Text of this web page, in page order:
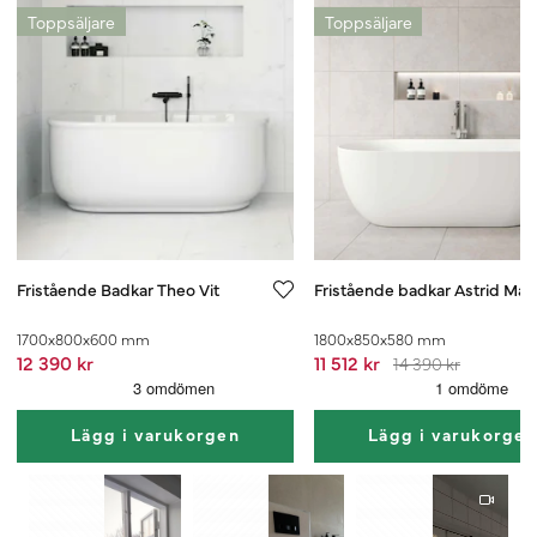
Toppsäljare
Fristående Badkar Theo Vit
1700x800x600 mm
12 390 kr
Lägg i varukorgen
Toppsäljare
Fristående badkar Astrid
1800x850x580 mm
11 512 kr 14 390 kr
Lägg i varukorgen